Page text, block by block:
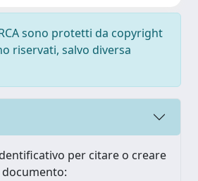
sono protetti da copyright
riservati, salvo diversa
per citare o creare